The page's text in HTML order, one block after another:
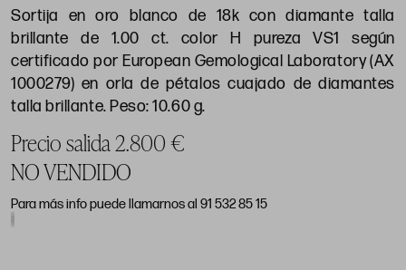
Sortija en oro blanco de 18k con diamante talla
brillante de 1.00 ct. color H pureza VS1 según
certificado por European Gemological Laboratory (AX
1000279) en orla de pétalos cuajado de diamantes
talla brillante. Peso: 10.60 g.
Precio salida 2.800 €
NO VENDIDO
Para más info puede llamarnos al 91 532 85 15